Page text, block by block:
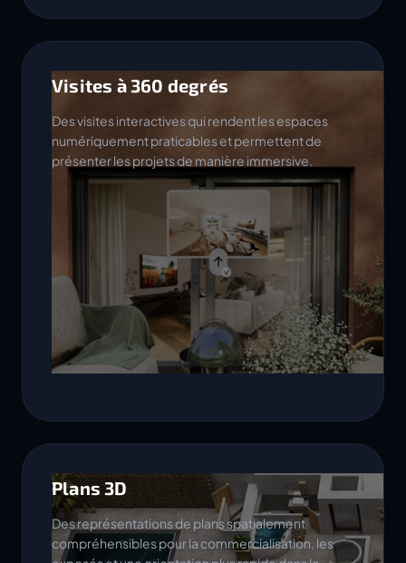
Visites à 360 degrés
Des visites interactives qui rendent les espaces
numériquement praticables et permettent de
présenter les projets de manière immersive.
Plans 3D
Des représentations de plans spatialement
compréhensibles pour la commercialisation, les